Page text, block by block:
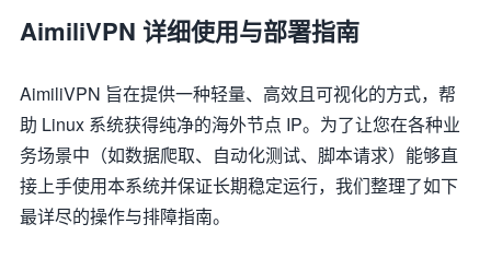
AimiliVPN 详细使用与部署指南
AimiliVPN 旨在提供一种轻量、高效且可视化的方式，帮
助 Linux 系统获得纯净的海外节点 IP。为了让您在各种业
务场景中（如数据爬取、自动化测试、脚本请求）能够直
接上手使用本系统并保证长期稳定运行，我们整理了如下
最详尽的操作与排障指南。